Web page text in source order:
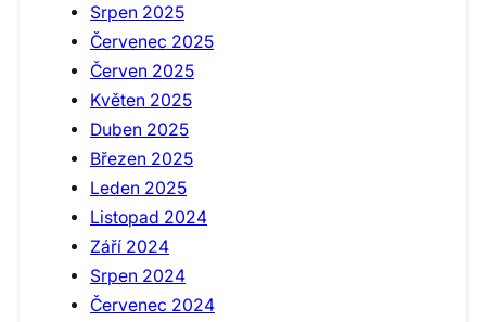
Srpen 2025
Červenec 2025
Červen 2025
Květen 2025
Duben 2025
Březen 2025
Leden 2025
Listopad 2024
Září 2024
Srpen 2024
Červenec 2024